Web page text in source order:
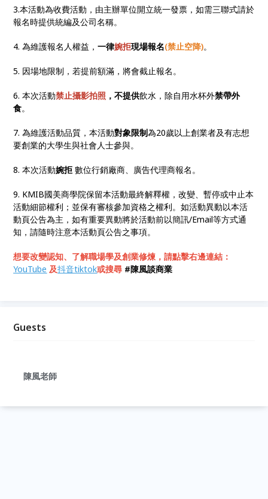
3.本活動為收費活動，由主辦單位開立統一發票，如需三聯式請於
報名時提供統編及公司名稱。
4. 為維護報名人權益，一律婉拒現場報名(禁止空降)。
5. 因場地限制，若提前額滿，將會截止報名。
6. 本次活動禁止攝影拍照 ，不提供飲水，除自用水杯外禁帶外
食。
7. 為維護活動品質，本活動對象限制為20歲以上創業者及有志想
要創業的大學生與社會人士參與。
8. 本次活動婉拒數位行銷廠商、廣告代理商報名。
9. KMIB國美商學院保留本活動最終解釋權，改變、暫停或中止本
活動細節權利；並保有審核參加資格之權利。如活動異動以本活
動頁公告為主，如有重要異動將於活動前以簡訊/Email等方式通
知，請隨時注意本活動頁公告之事項。
想要改變認知、了解職場學及創業修煉，請點擊右邊連結：
YouTube 及抖音tiktok或搜尋 #陳風談商業
Guests
陳風老師